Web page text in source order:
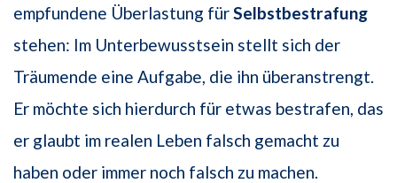
empfundene Überlastung für Selbstbestrafung
stehen: Im Unterbewusstsein stellt sich der
Träumende eine Aufgabe, die ihn überanstrengt.
Er möchte sich hierdurch für etwas bestrafen, das
er glaubt im realen Leben falsch gemacht zu
haben oder immer noch falsch zu machen.